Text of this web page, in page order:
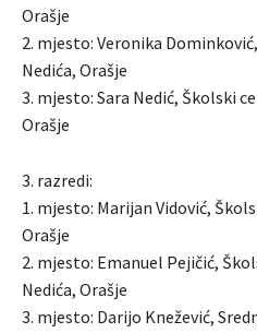
Orašje
2. mjesto: Veronika
Nedića, Orašje
3. mjesto: Sara Nedić, Školski
Orašje
3. razredi:
1. mjesto: Marijan Vidović,
Orašje
2. mjesto: Emanuel Pejičić,
Nedića, Orašje
3. mjesto: Darijo Knežević,